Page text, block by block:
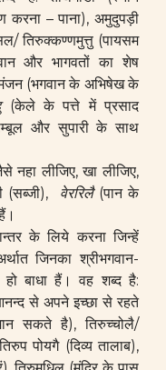
करना – पाना), अमुदुपड़ी
तिरुक्कण्णमुत्तु (पायसम
और भागवतों का शेष
(भगवान के अभिषेख के
(केले के पत्ते में प्रसाद
और सुपारी के साथ
नहा लीजिए, खा लीजिए,
(सब्जी), वेररिलै (पान के
के लिये करना जिन्हें
जिनका श्रीभगवान-
बाधा हैं। वह शब्द है:
से अपने इच्छा से रहते
सकते है), तिरुच्चोलै/
पोयगै (दिव्य तालाब),